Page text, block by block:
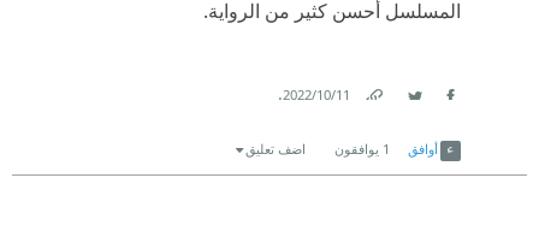
المسلسل أحسن كثير من الرواية.
11‏/10‏/2022
.
أوافق 1 يوافقون اضف تعليق